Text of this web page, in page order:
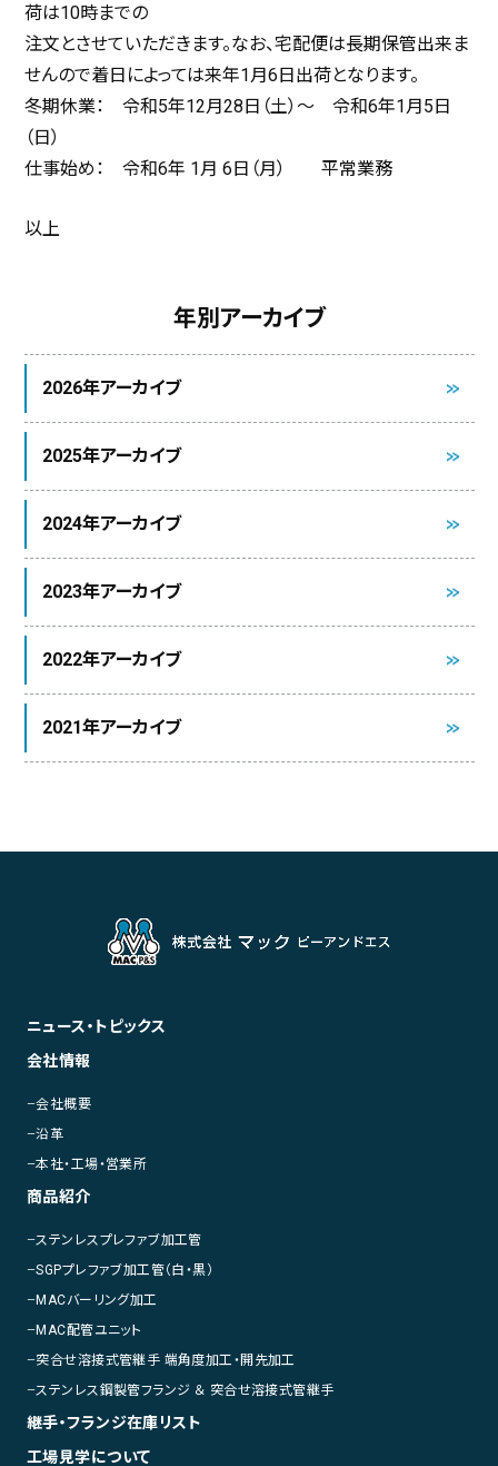
荷は10時までの
注文とさせていただきます。なお、宅配便は長期保管出来ま
せんので着日によっては来年1月6日出荷となります。
冬期休業： 令和5年12月28日（土）～ 令和6年1月5日
（日）
仕事始め： 令和6年 1月 6日（月） 平常業務
以上
年別アーカイブ
2026年アーカイブ
2025年アーカイブ
2024年アーカイブ
2023年アーカイブ
2022年アーカイブ
2021年アーカイブ
ニュース・トピックス
会社情報
会社概要
沿革
本社・工場・営業所
商品紹介
ステンレスプレファブ加工管
SGPプレファブ加工管（白・黒）
MACバーリング加工
MAC配管ユニット
突合せ溶接式管継手 端角度加工・開先加工
ステンレス鋼製管フランジ ＆ 突合せ溶接式管継手
継手・フランジ在庫リスト
工場見学について